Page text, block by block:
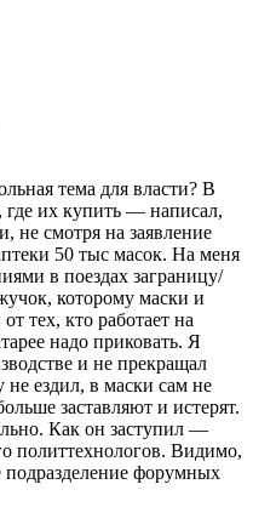
тема для власти? В
где их купить — написал,
не смотря на заявление
50 тыс масок. На меня
в поездах заграницу/
которому маски и
тех, кто работает на
надо приковать. Я
и не прекращал
не ездил, в маски сам не
заставляют и истерят.
Как он заступил —
политтехнологов. Видимо,
подразделение форумных